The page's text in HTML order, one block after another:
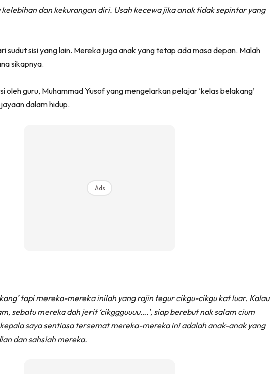
(Twitter)
dan kekurangan diri. Usah kecewa jika anak tidak sepintar yang
sudut sisi yang lain. Mereka juga anak yang tetap ada masa depan. Malah
sikapnya.
oleh guru, Muhammad Yusof yang mengelarkan pelajar ‘kelas belakang’
dalam hidup.
Ads
tapi mereka-mereka inilah yang rajin tegur cikgu-cikgu kat luar. Kalau
sebatu mereka dah jerit ‘cikggguuuu….’, siap berebut nak salam cium
saya sentiasa tersemat mereka-mereka ini adalah anak-anak yang
dan sahsiah mereka.